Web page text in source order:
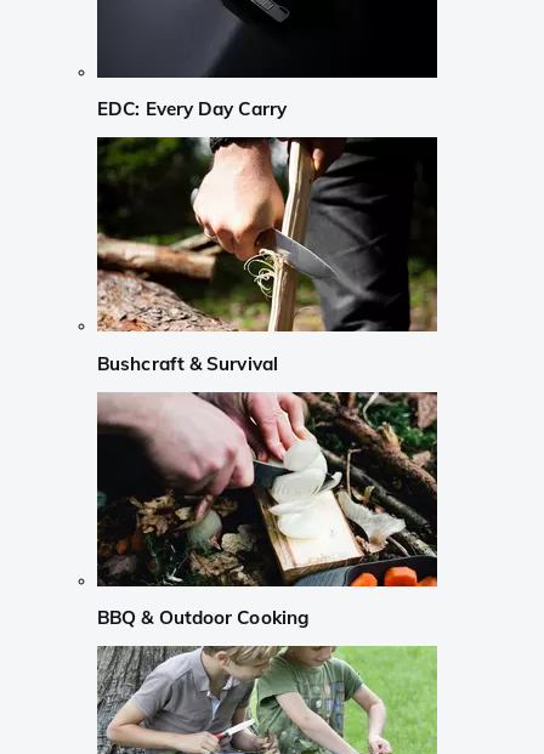
EDC: Every Day Carry
Bushcraft & Survival
BBQ & Outdoor Cooking